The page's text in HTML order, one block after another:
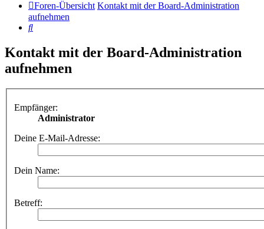
Foren-Übersicht Kontakt mit der Board-Administration
aufnehmen
Suche
Kontakt mit der Board-Administration
aufnehmen
Empfänger:
Administrator
Deine E-Mail-Adresse:
Dein Name:
Betreff: